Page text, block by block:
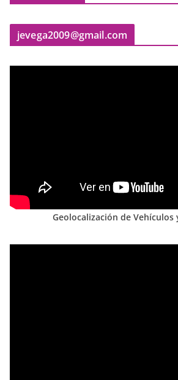
jevega2009@gmail.com
Geolocalización de Vehículos